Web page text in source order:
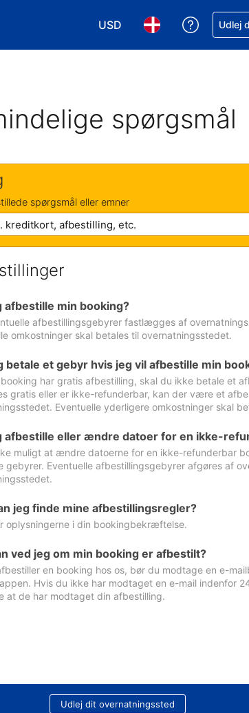
USD
Vælg valuta. DinVælg sprog. Dit
FåUdlej
spørgsmål
spørgsmål eller emner
afbestille min booking?
afbestillingsgebyrer fastlægges af
omkostninger skal betales til overnatningsstedet.
betale et gebyr hvis jeg vil afbestille min
har gratis afbestilling, skal du ikke betale et
gratis eller er ikke-refunderbar, kan der være et
Eventuelle yderligere omkostninger skal
afbestille eller ændre datoer for en ikke-
muligt at ændre datoerne for en ikke-refunderbar
gebyrer. Eventuelle afbestillingsgebyrer afgøres af
jeg finde mine afbestillingsregler?
oplysningerne i din bookingbekræftelse.
ved jeg om min booking er afbestilt?
en booking hos os, bør du modtage en e-
Hvis du ikke har modtaget en e-mail indenfor
at de har modtaget din afbestilling.
Udlej dit overnatningssted